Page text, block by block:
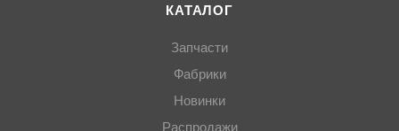
КАТАЛОГ
Запчасти
Фабрики
Новинки
Распродажи